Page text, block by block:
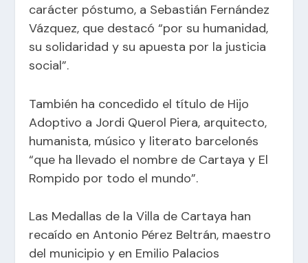
carácter póstumo, a Sebastián Fernández
Vázquez, que destacó “por su humanidad,
su solidaridad y su apuesta por la justicia
social”.
También ha concedido el título de Hijo
Adoptivo a Jordi Querol Piera, arquitecto,
humanista, músico y literato barcelonés
“que ha llevado el nombre de Cartaya y El
Rompido por todo el mundo”.
Las Medallas de la Villa de Cartaya han
recaído en Antonio Pérez Beltrán, maestro
del municipio y en Emilio Palacios